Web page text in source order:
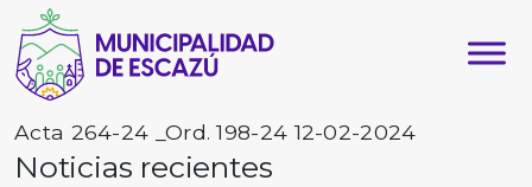
Acta 264-24 _Ord. 198-24 12-02-2024
Noticias recientes